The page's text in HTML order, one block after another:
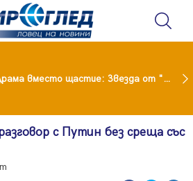
Драма вместо щастие: Звезда от "Татковци" е в болница с високорискова бременност
с Путин без среща със